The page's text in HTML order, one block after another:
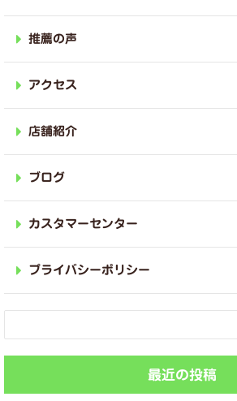
推薦の声
アクセス
店舗紹介
ブログ
カスタマーセンター
プライバシーポリシー
最近の投稿